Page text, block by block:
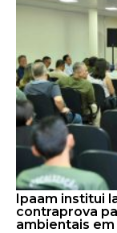
Ipaam institui
contraprova
ambientais